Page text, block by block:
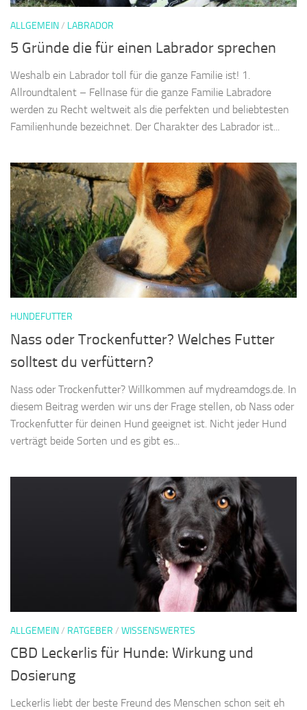
ALLGEMEIN/ LABRADOR
5 Gründe die für einen Labrador sprechen
Weshalb ein Labrador toll für die ganze Familie ist! 1.
Allroundtalent – Fellnase für die ganze Familie Labradore
werden zu Recht weltweit als die perfekten und beliebtesten
Familienhunde bezeichnet. Der Charakter des Labrador ist...
HUNDEFUTTER
Nass oder Trockenfutter? Welches Futter
solltest du verfüttern?
Nass oder Trockenfutter? Willkommen auf mydreamdogs.de. In
diesem Beitrag werden wir uns der Frage stellen, ob Nass oder
Trockenfutter für deinen Hund geeignet ist. Nicht jeder Hund
verträgt beide Sorten und es gibt es...
ALLGEMEIN/ RATGEBER / WISSENSWERTES
CBD Leckerlis für Hunde: Wirkung und
Dosierung
Leckerlis liebt der beste Freund des Menschen schon seit eh